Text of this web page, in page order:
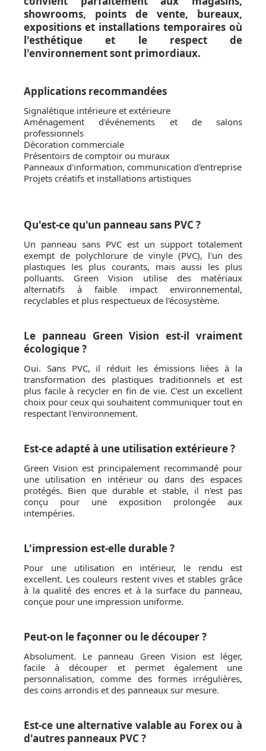
showrooms, points de vente, bureaux,
expositions et installations temporaires où
l'esthétique et le respect de
l'environnement sont primordiaux.
Applications recommandées
Signalétique intérieure et extérieure
Aménagement d'événements et de salons
professionnels
Décoration commerciale
Présentoirs de comptoir ou muraux
Panneaux d'information, communication d'entreprise
Projets créatifs et installations artistiques
Qu'est-ce qu'un panneau sans PVC ?
Un panneau sans PVC est un support totalement
exempt de polychlorure de vinyle (PVC), l'un des
plastiques les plus courants, mais aussi les plus
polluants. Green Vision utilise des matériaux
alternatifs à faible impact environnemental,
recyclables et plus respectueux de l'écosystème.
Le panneau Green Vision est-il vraiment
écologique ?
Oui. Sans PVC, il réduit les émissions liées à la
transformation des plastiques traditionnels et est
plus facile à recycler en fin de vie. C'est un excellent
choix pour ceux qui souhaitent communiquer tout en
respectant l'environnement.
Est-ce adapté à une utilisation extérieure ?
Green Vision est principalement recommandé pour
une utilisation en intérieur ou dans des espaces
protégés. Bien que durable et stable, il n'est pas
conçu pour une exposition prolongée aux
intempéries.
L'impression est-elle durable ?
Pour une utilisation en intérieur, le rendu est
excellent. Les couleurs restent vives et stables grâce
à la qualité des encres et à la surface du panneau,
conçue pour une impression uniforme.
Peut-on le façonner ou le découper ?
Absolument. Le panneau Green Vision est léger,
facile à découper et permet également une
personnalisation, comme des formes irrégulières,
des coins arrondis et des panneaux sur mesure.
Est-ce une alternative valable au Forex ou à
d'autres panneaux PVC ?